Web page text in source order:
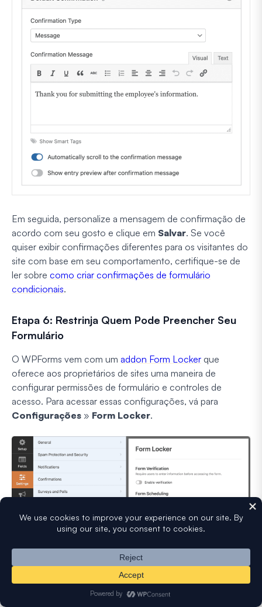
Em seguida, personalize a mensagem de confirmação de
acordo com seu gosto e clique em Salvar. Se você
quiser exibir confirmações diferentes para os visitantes do
site com base em seu comportamento, certifique-se de
ler sobre como criar confirmações de formulário
condicionais.
Etapa 6: Restrinja Quem Pode Preencher Seu
Formulário
O WPForms vem com um addon Form Locker que
oferece aos proprietários de sites uma maneira de
configurar permissões de formulário e controles de
acesso. Para acessar essas configurações, vá para
Configurações » Form Locker.
Aqui, você verá 4 configurações diferentes:
Verificação de Formulário:Ative a proteção por